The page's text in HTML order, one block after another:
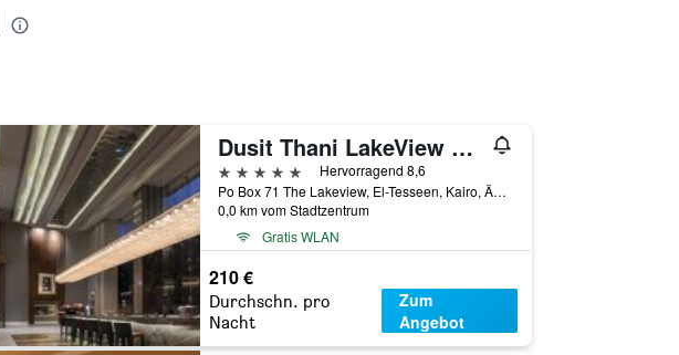
Dusit Thani LakeView Cairo
5 Sterne
Hervorragend 8,6
Po Box 71 The Lakeview, El-Tesseen, Kairo, Ägypten
0,0 km vom Stadtzentrum
Gratis WLAN
210 €
Durchschn. pro
Nacht
Zum
Angebot